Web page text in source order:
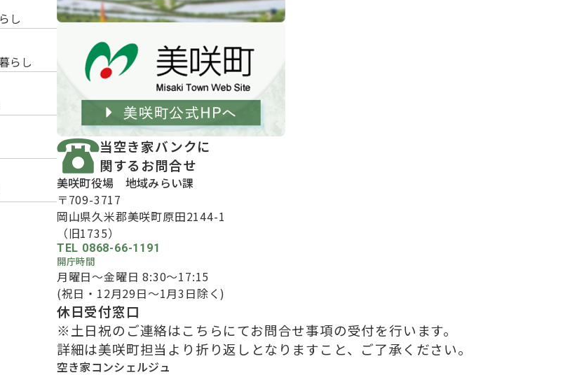
し
らし
当空き家バンクに
関するお問合せ
美咲町役場 地域みらい課
〒709-3717
岡山県久米郡美咲町原田2144-1
（旧1735）
TEL 0868-66-1191
開庁時間
月曜日～金曜日 8:30～17:15
(祝日・12月29日～1月3日除く)
休日受付窓口
※土日祝のご連絡はこちらにてお問合せ事項の受付を行います。
詳細は美咲町担当より折り返しとなりますこと、ご了承ください。
空き家コンシェルジュ